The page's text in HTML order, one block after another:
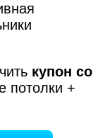
купон со
потолки +